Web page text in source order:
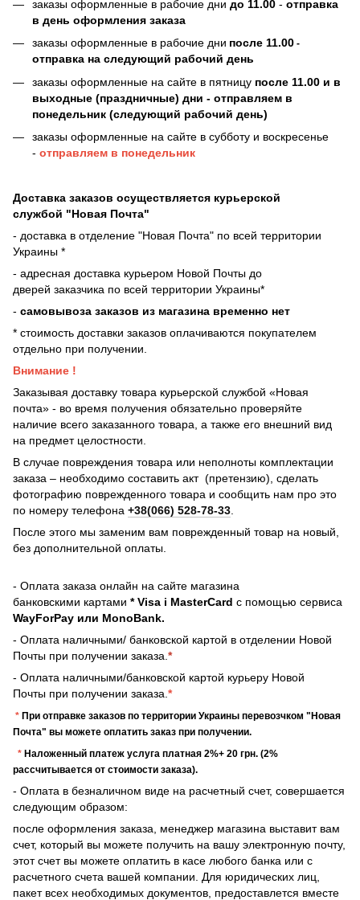
заказы оформленные в рабочие дни до 11.00 - отправка
в день оформления заказа
заказы оформленные в рабочие дни после 11.00 -
отправка на следующий рабочий день
заказы оформленные на сайте в пятницу после 11.00 и в
выходные (праздничные) дни - отправляем в
понедельник (следующий рабочий день)
заказы оформленные на сайте в субботу и воскресенье
- отправляем в понедельник
Доставка заказов осуществляется курьерской
службой "Новая Почта"
- доставка в отделение "Новая Почта" по всей территории
Украины *
- адресная доставка курьером Новой Почты до
дверей заказчика по всей территории Украины*
- самовывоза заказов из магазина временно нет
* стоимость доставки заказов оплачиваются покупателем
отдельно при получении.
Внимание !
Заказывая доставку товара курьерской службой «Новая
почта» - во время получения обязательно проверяйте
наличие всего заказанного товара, а также его внешний вид
на предмет целостности.
В случае повреждения товара или неполноты комплектации
заказа – необходимо составить акт (претензию), сделать
фотографию поврежденного товара и сообщить нам про это
по номеру телефона +38(066) 528-78-33
После этого мы заменим вам поврежденный товар на новый,
без дополнительной оплаты.
- Оплата заказа онлайн на сайте магазина
банковскими картами * Visa і MasterCard с помощью сервиса
WayForPay или MonoBank.
- Оплата наличными/ банковской картой в отделении Новой
Почты при получении заказа. *
- Оплата наличными/банковской картой курьеру Новой
Почты при получении заказа. *
* При отправке заказов по территории Украины перевозчком "Новая
Почта" вы можете оплатить заказ при получении.
* Наложенный платеж услуга платная 2%+ 20 грн. (2%
рассчитывается от стоимости заказа).
- Оплата в безналичном виде на расчетный счет, совершается
следующим образом:
после оформления заказа, менеджер магазина выставит вам
счет, который вы можете получить на вашу электронную почту,
этот счет вы можете оплатить в касе любого банка или с
расчетного счета вашей компании. Для юридических лиц,
пакет всех необходимых документов, предоставлется вместе